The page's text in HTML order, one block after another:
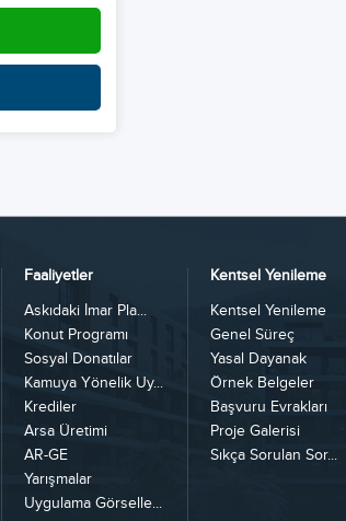
Faaliyetler
Askıdaki İmar Pla...
Konut Programı
Sosyal Donatılar
Kamuya Yönelik Uy...
Krediler
Arsa Üretimi
AR-GE
Yarışmalar
Uygulama Görselle...
Kentsel Yenileme
Kentsel Yenileme
Genel Süreç
Yasal Dayanak
Örnek Belgeler
Başvuru Evrakları
Proje Galerisi
Sıkça Sorulan Sor...